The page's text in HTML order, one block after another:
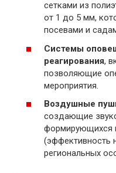
сетками из
от 1 до 5 мм,
посевами и
Системы
реагирования,
позволяющие
мероприятия.
Воздушные
создающие
формирующихся
(эффективность
региональных